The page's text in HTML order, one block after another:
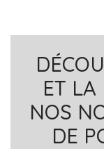
ET LA
NOS
DE